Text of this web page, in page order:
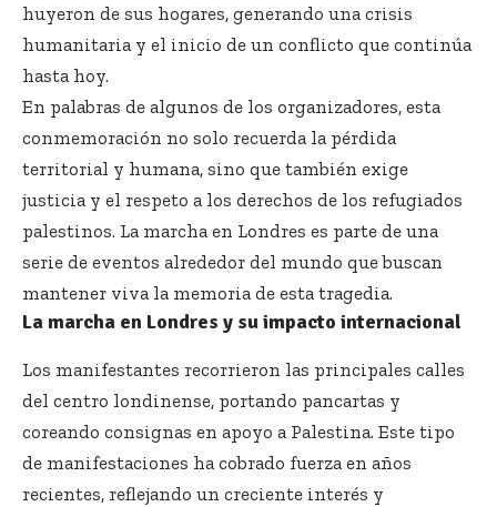
huyeron de sus hogares, generando una crisis
humanitaria y el inicio de un conflicto que continúa
hasta hoy.
En palabras de algunos de los organizadores, esta
conmemoración no solo recuerda la pérdida
territorial y humana, sino que también exige
justicia y el respeto a los derechos de los refugiados
palestinos. La marcha en Londres es parte de una
serie de eventos alrededor del mundo que buscan
mantener viva la memoria de esta tragedia.
La marcha en Londres y su impacto internacional
Los manifestantes recorrieron las principales calles
del centro londinense, portando pancartas y
coreando consignas en apoyo a Palestina. Este tipo
de manifestaciones ha cobrado fuerza en años
recientes, reflejando un creciente interés y